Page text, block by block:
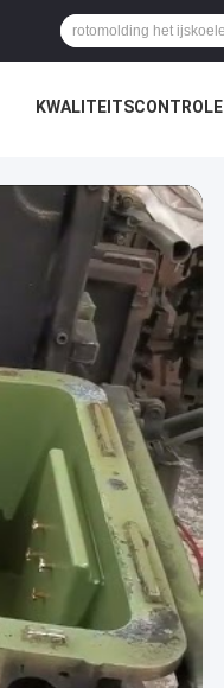
KWALITEITSCONTROLE